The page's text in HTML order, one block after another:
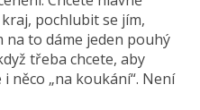
pochlubit se jím,
na to dáme jeden pouhý
třeba chcete, aby
něco „na koukání“. Není